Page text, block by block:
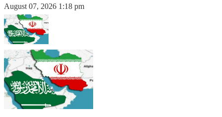
August 07, 2026 1:18 pm